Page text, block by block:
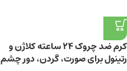
کرم ضد چروک ۲۴ ساعته کلاژن و
رتینول برای صورت، گردن، دور چشم